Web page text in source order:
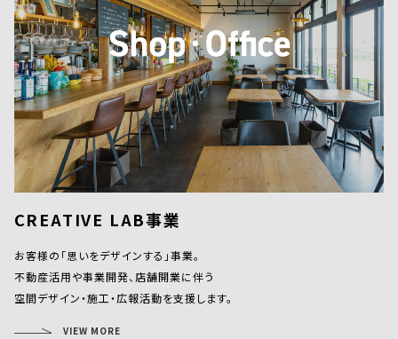
CREATIVE LAB事業
お客様の「思いをデザインする」事業。
不動産活用や事業開発、店舗開業に伴う
空間デザイン・施工・広報活動を支援します。
VIEW MORE